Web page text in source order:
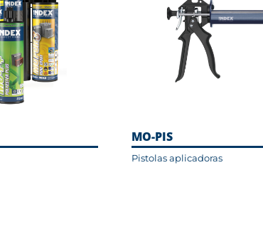
MO-PIS
Pistolas aplicadoras